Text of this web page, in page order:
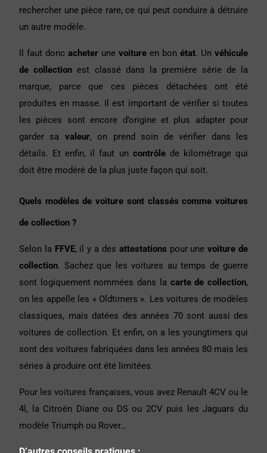
rechercher une pièce rare, ce qui peut conduire à détruire
un autre modèle.
Il faut donc acheter une voiture en bon état. Un véhicule
de collection est classé dans la première série de la
marque, parce que ces pièces détachées ont été
produites en masse. Il est important de vérifier si toutes
les pièces sont encore d’origine et plus adapter pour
garder sa valeur, on prend soin de vérifier dans les
détails. Et enfin, il faut un contrôlede kilométrage qui
doit être modéré de la plus juste façon qui soit.
Quels modèles de voiture sont classés comme voitures
de collection ?
Selon la FFVE, il y a des attestations pour unevoiture de
collection. Sachez que les voitures au temps de guerre
sont logiquement nommées dans la carte de collection,
on les appelle les « Oldtimers ». Les voitures de modèles
classiques, mais datées des années 70 sont aussi des
voitures de collection. Et enfin, on a les youngtimers qui
sont des voitures fabriquées dans les années 80 mais les
séries à produire ont été limitées.
Pour les voitures françaises, vous avez Renault 4CV ou le
4l, la Citroën Diane ou DS ou 2CV puis les Jaguars du
modèle Triumph ou Rover…